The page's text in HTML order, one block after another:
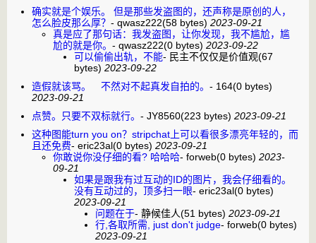
确实就是个娱乐。 但是那些发盗图的，还声称是原创的人，
怎么脸皮那么厚？ - qwasz222(58 bytes) 2023-09-21
真是应了那句话：我发盗图，让你发现，我不尴尬，尴
尬的就是你。 - qwasz222(0 bytes) 2023-09-22
可以偷偷出轨，不能- 民主不仅仅是价值观(67
bytes) 2023-09-22
造假就该骂。 不然对不起真发自拍的。 - 164(0 bytes)
2023-09-21
点赞。只要不双标就行。 - JY8560(223 bytes) 2023-09-21
这种图能turn you on？stripchat上可以看很多漂亮年轻的，而
且还免费- eric23al(0 bytes) 2023-09-21
你敢说你没仔细的看? 哈哈哈- forweb(0 bytes) 2023-
09-21
如果是跟我有过互动的ID的图片，我会仔细看的。
没有互动过的，顶多扫一眼- eric23al(0 bytes)
2023-09-21
问题在于- 静候佳人(51 bytes) 2023-09-21
行,各取所需, just don't judge- forweb(0 bytes)
2023-09-21